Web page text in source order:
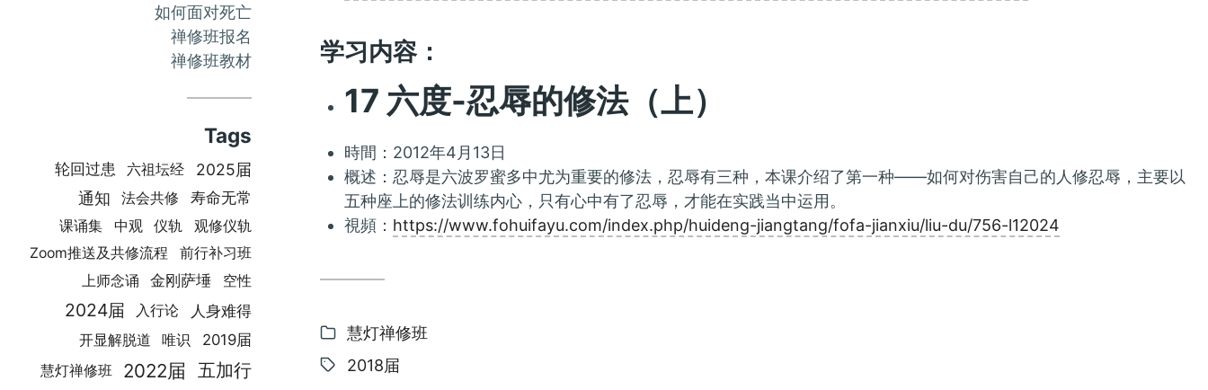
如何面对死亡
禅修班报名
禅修班教材
Tags
轮回过患 六祖坛经
2025届
通知
法会共修 寿命无常
课诵集 中观 仪轨
观修仪轨
Zoom推送及共修流程
前行补习班
上师念诵 金刚萨埵 空性
2024届 入行论 人身难得
开显解脱道 唯识 2019届
慧灯禅修班 2022届 五加行
学习内容：
17 六度-忍辱的修法（上）
時間：2012年4月13日
概述：忍辱是六波罗蜜多中尤为重要的修法，忍辱有三种，本课介绍了第一种——如何对伤害自己的人修忍辱，主要以
五种座上的修法训练内心，只有心中有了忍辱，才能在实践当中运用。
視頻： https://www.fohuifayu.com/index.php/huideng-jiangtang/fofa-jianxiu/liu-du/756-l12024
Categories:
慧灯禅修班
Tags:
2018届